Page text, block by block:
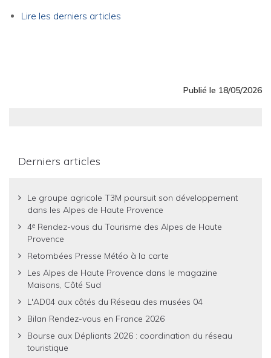
Lire les derniers articles
Publié le 18/05/2026
Derniers articles
Le groupe agricole T3M poursuit son développement
dans les Alpes de Haute Provence
4ᵉ Rendez-vous du Tourisme des Alpes de Haute
Provence
Retombées Presse Météo à la carte
Les Alpes de Haute Provence dans le magazine
Maisons, Côté Sud
L'AD04 aux côtés du Réseau des musées 04
Bilan Rendez-vous en France 2026
Bourse aux Dépliants 2026 : coordination du réseau
touristique